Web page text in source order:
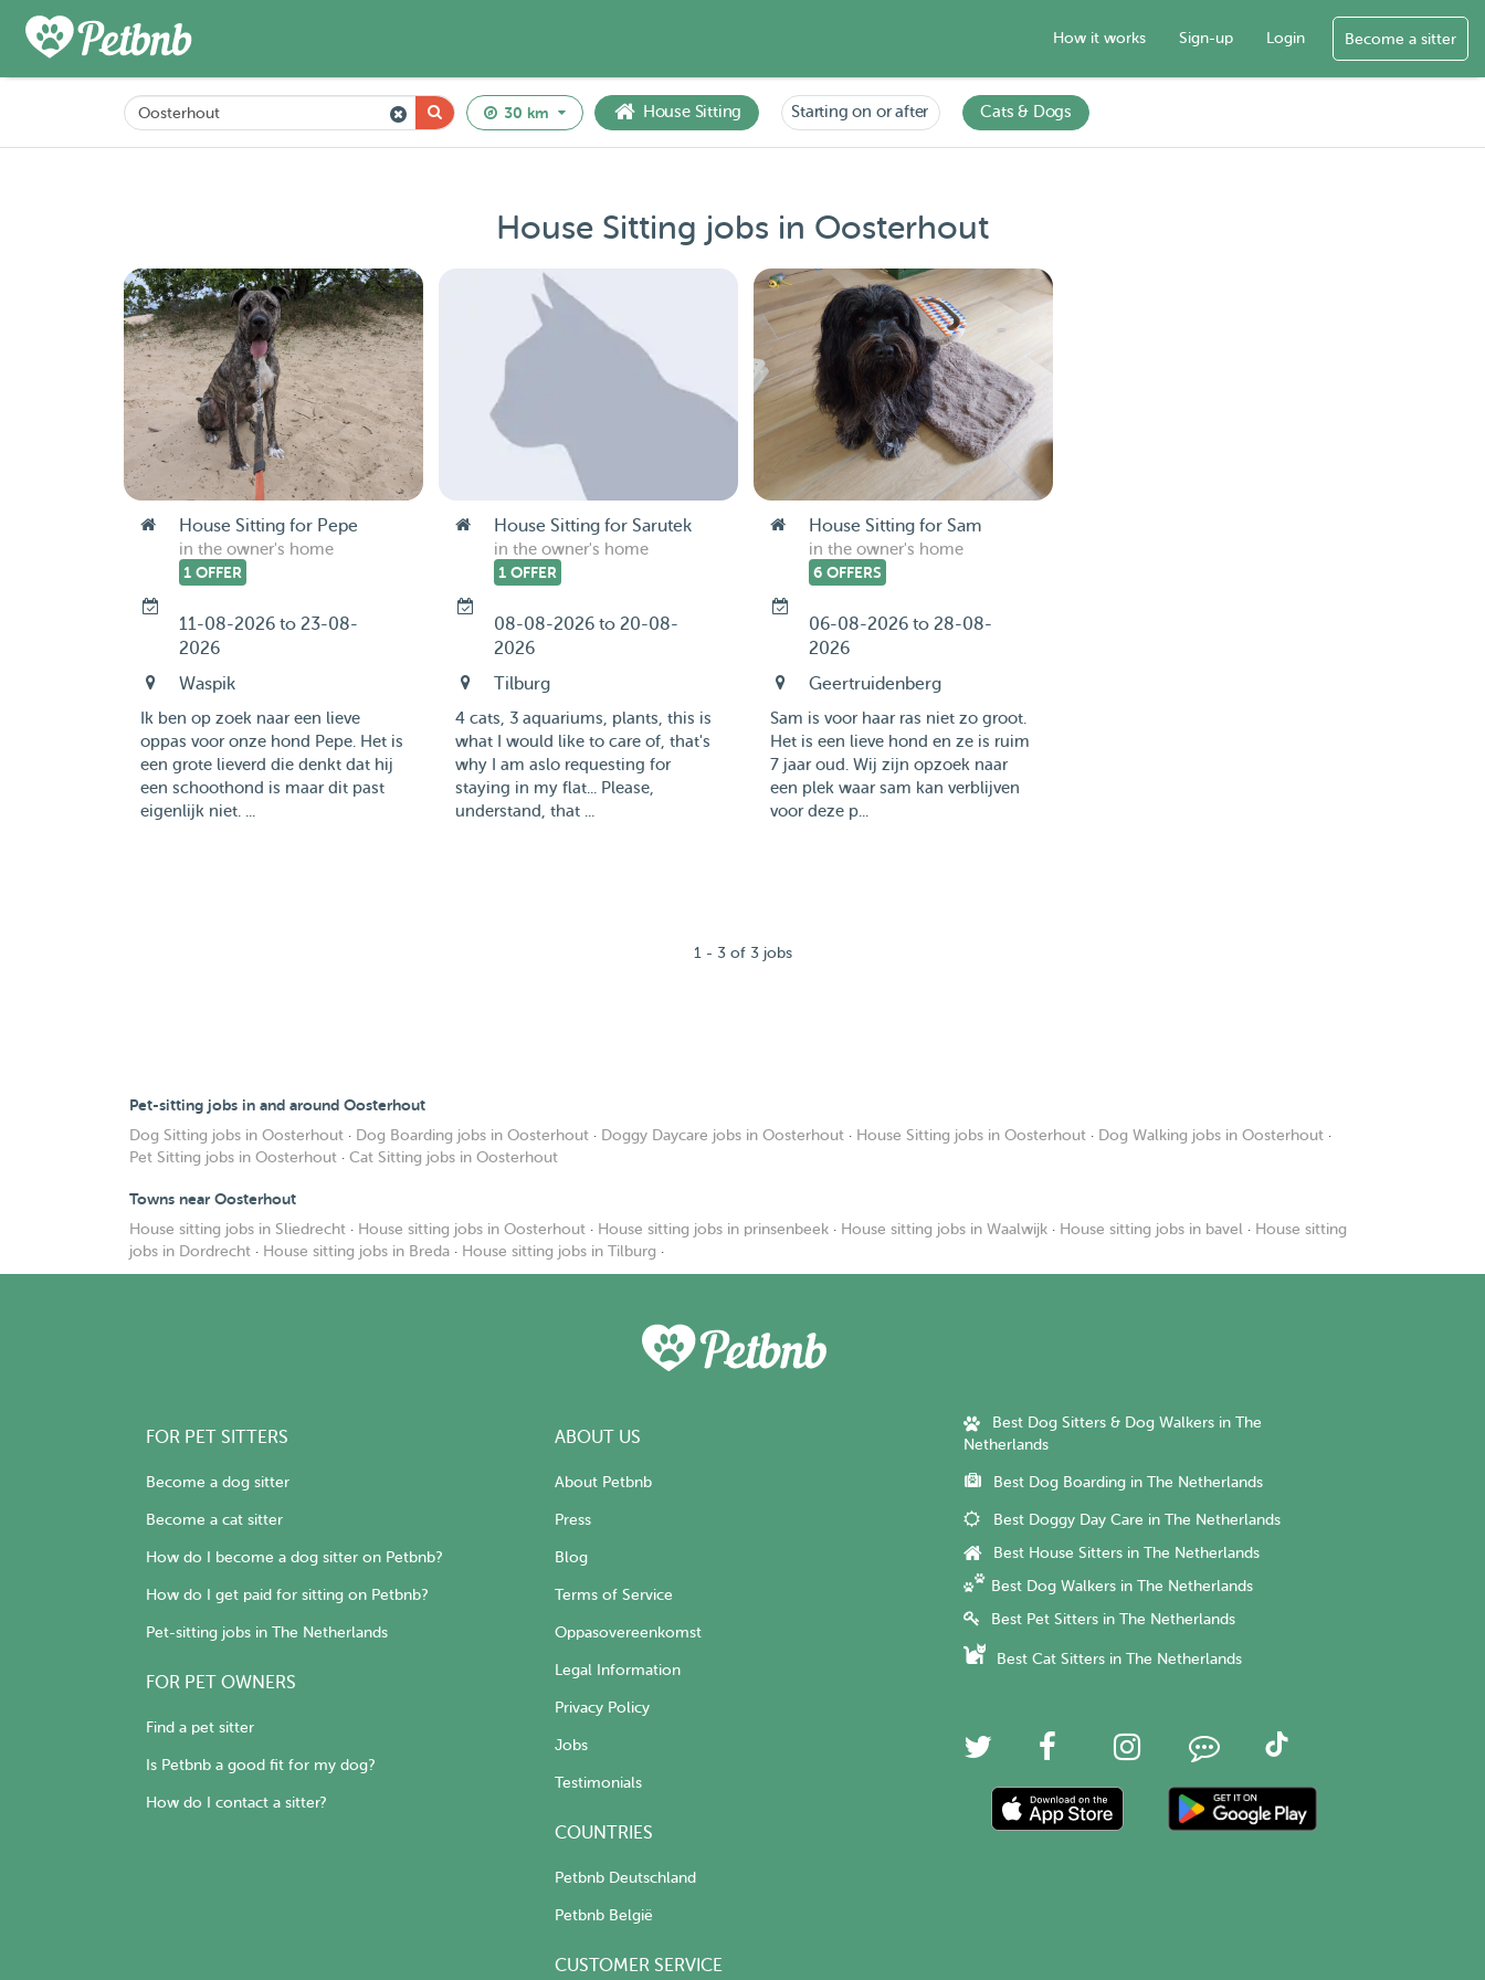
How it works Sign-up Login Become a sitter
30 km House Sitting Starting on or after Cats & Dogs
House Sitting jobs in Oosterhout
House Sitting for Pepe
in the owner's home
1 OFFER
11-08-2026 to 23-08-
2026
Waspik
Ik ben op zoek naar een lieve
oppas voor onze hond Pepe. Het is
een grote lieverd die denkt dat hij
een schoothond is maar dit past
eigenlijk niet. ...
House Sitting for Sarutek
in the owner's home
1 OFFER
08-08-2026 to 20-08-
2026
Tilburg
4 cats, 3 aquariums, plants, this is
what I would like to care of, that's
why I am aslo requesting for
staying in my flat... Please,
understand, that ...
House Sitting for Sam
in the owner's home
6 OFFERS
06-08-2026 to 28-08-
2026
Geertruidenberg
Sam is voor haar ras niet zo groot.
Het is een lieve hond en ze is ruim
7 jaar oud. Wij zijn opzoek naar
een plek waar sam kan verblijven
voor deze p...
1 - 3 of 3 jobs
Pet-sitting jobs in and around Oosterhout
Dog Sitting jobs in Oosterhout · Dog Boarding jobs in Oosterhout · Doggy Daycare jobs in Oosterhout · House Sitting jobs in Oosterhout · Dog Walking jobs in Oosterhout ·
Pet Sitting jobs in Oosterhout · Cat Sitting jobs in Oosterhout
Towns near Oosterhout
House sitting jobs in Sliedrecht · House sitting jobs in Oosterhout · House sitting jobs in prinsenbeek · House sitting jobs in Waalwijk · House sitting jobs in bavel · House sitting
jobs in Dordrecht · House sitting jobs in Breda · House sitting jobs in Tilburg ·
FOR PET SITTERS
Become a dog sitter
Become a cat sitter
How do I become a dog sitter on Petbnb?
How do I get paid for sitting on Petbnb?
Pet-sitting jobs in The Netherlands
FOR PET OWNERS
Find a pet sitter
Is Petbnb a good fit for my dog?
How do I contact a sitter?
ABOUT US
About Petbnb
Press
Blog
Terms of Service
Oppasovereenkomst
Legal Information
Privacy Policy
Jobs
Testimonials
COUNTRIES
Petbnb Deutschland
Petbnb België
CUSTOMER SERVICE
Best Dog Sitters & Dog Walkers in The
Netherlands
Best Dog Boarding in The Netherlands
Best Doggy Day Care in The Netherlands
Best House Sitters in The Netherlands
Best Dog Walkers in The Netherlands
Best Pet Sitters in The Netherlands
Best Cat Sitters in The Netherlands